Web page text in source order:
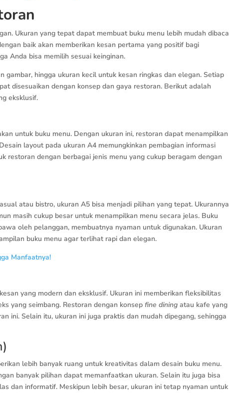
Ukuran yang tepat dapat membuat buku menu lebih mudah dibaca
baik akan memberikan kesan pertama yang positif bagi
Anda bisa memilih sesuai keinginan.
gambar, hingga ukuran kecil untuk kesan ringkas dan elegan. Setiap
disesuaikan dengan konsep dan gaya restoran. Berikut adalah
eksklusif.
untuk buku menu. Dengan ukuran ini, restoran dapat menampilkan
layout pada ukuran A4 memungkinkan pembagian informasi
restoran dengan berbagai jenis menu yang cukup beragam dengan
atau bistro, ukuran A5 bisa menjadi pilihan yang tepat. Ukurannya
masih cukup besar untuk menampilkan menu secara jelas. Buku
oleh pelanggan, membuatnya nyaman untuk digunakan. Ukuran
buku menu agar terlihat rapi dan elegan.
Manfaatnya!
yang modern dan eksklusif. Ukuran ini memberikan fleksibilitas
yang seimbang. Restoran dengan konsepfine dining atau kafe yang
ini. Selain itu, ukuran ini juga praktis dan mudah dipegang, sehingga
lebih banyak ruang untuk kreativitas dalam desain buku menu.
banyak pilihan dapat memanfaatkan ukuran. Selain itu juga bisa
dan informatif. Meskipun lebih besar, ukuran ini tetap nyaman untuk